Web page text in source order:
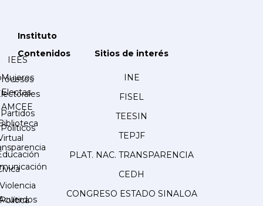
Instituto
IEES
Partidos
Políticos
Contenidos
Mujeres
Electas
AMCEE
Violencia
Política
Sitios de interés
INE
FISEL
TEESIN
TEPJF
PLAT. NAC. TRANSPARENCIA
CEDH
CONGRESO ESTADO SINALOA